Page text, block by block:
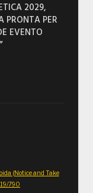
2029,
PRONTA PER
EVENTO
(Notice and Take
790